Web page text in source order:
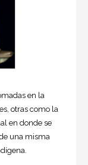
en la
otras como la
en donde se
una misma